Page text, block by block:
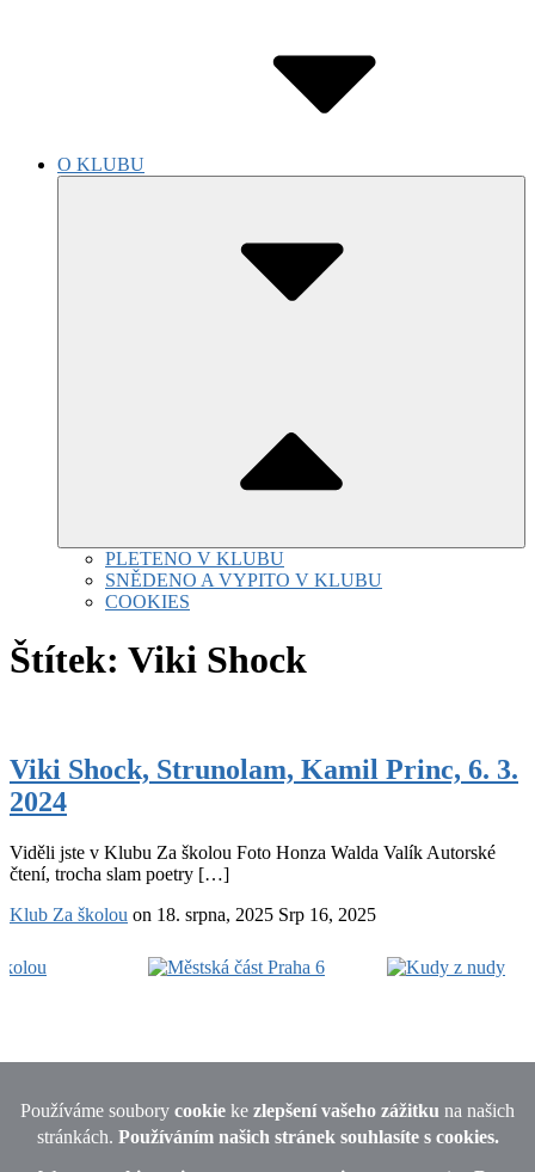
O KLUBU
PLETENO V KLUBU
SNĚDENO A VYPITO V KLUBU
COOKIES
Štítek: Viki Shock
Shock,
Strunolam,
Kamil
6.
3.
2024
Viki Shock, Strunolam, Kamil Princ, 6. 3.
2024
Viděli jste v Klubu Za školou Foto Honza Walda Valík Autorské
čtení, trocha slam poetry […]
Klub Za školou on 18. srpna, 2025 Srp 16, 2025
Footer